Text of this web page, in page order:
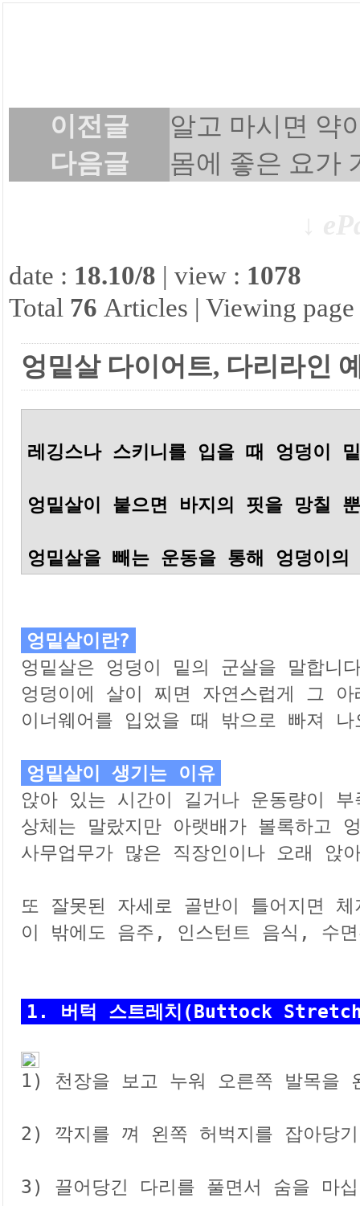
이전글
알고 마시면 약
다음글
몸에 좋은 요가
date : 18.10/8 | view : 1078
Total 76 Articles | Viewing
엉밑살 다이어트, 다리라인
레깅스나 스키니를 입을 때 엉덩이
엉밑살이 붙으면 바지의 핏을 망칠
엉밑살이란?
엉밑살은 엉덩이 밑의 군살을 말합니
엉덩이에 살이 찌면 자연스럽게 그
이너웨어를 입었을 때 밖으로 빠져
엉밑살이 생기는 이유
앉아 있는 시간이 길거나 운동량이
상체는 말랐지만 아랫배가 볼록하고
사무업무가 많은 직장인이나 오래 앉
또 잘못된 자세로 골반이 틀어지면
이 밖에도 음주, 인스턴트 음식, 수
1. 버턱 스트레치(Buttock
1) 천장을 보고 누워 오른쪽 발목을
2) 깍지를 껴 왼쪽 허벅지를 잡아
3) 끌어당긴 다리를 풀면서 숨을 마